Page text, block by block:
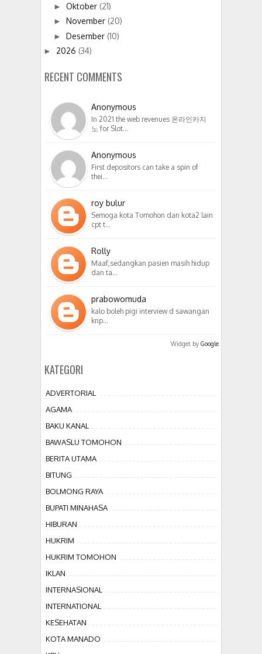
► Oktober (21)
► November (20)
► Desember (10)
► 2026 (34)
RECENT COMMENTS
Anonymous
In 2021 the web revenues 온라인카지
노 for Slot…
Anonymous
First depositors can take a spin of
thei…
roy bulur
Semoga kota Tomohon dan kota2 lain
cpt t…
Rolly
Maaf,sedangkan pasien masih hidup
dan ta…
prabowomuda
kalo boleh pigi interview d sawangan
knp…
Widget by Google
KATEGORI
ADVERTORIAL
AGAMA
BAKU KANAL
BAWASLU TOMOHON
BERITA UTAMA
BITUNG
BOLMONG RAYA
BUPATI MINAHASA
HIBURAN
HUKRIM
HUKRIM TOMOHON
IKLAN
INTERNASIONAL
INTERNATIONAL
KESEHATAN
KOTA MANADO